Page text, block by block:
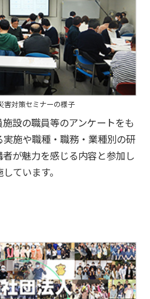
害対策セミナーの様子
設の職員等のアンケートをも
施や職種・職務・業種別の研
が魅力を感じる内容と参加し
ています。